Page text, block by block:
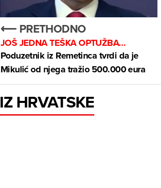
⟵ PRETHODNO
JOŠ JEDNA TEŠKA OPTUŽBA…
Poduzetnik iz Remetinca tvrdi da je
Mikulić od njega tražio 500.000 eura
IZ HRVATSKE